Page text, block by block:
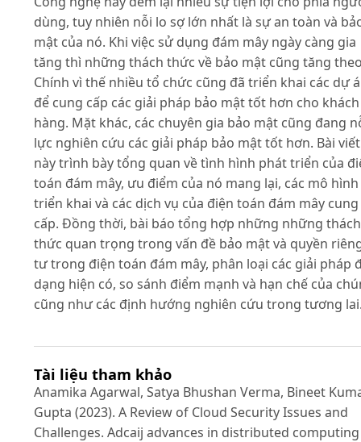
dùng, tuy nhiên nỗi lo sợ lớn nhất là sự an toàn và
mật của nó. Khi việc sử dụng đám mây ngày càng gia
tăng thì những thách thức về bảo mật cũng tăng
Chính vì thế nhiều tổ chức cũng đã triển khai các dự
để cung cấp các giải pháp bảo mật tốt hơn cho khách
hàng. Mặt khác, các chuyên gia bảo mật cũng đang
lực nghiên cứu các giải pháp bảo mật tốt hơn. Bài viết
này trình bày tổng quan về tình hình phát triển của
toán đám mây, ưu điểm của nó mang lại, các mô hình
triển khai và các dịch vụ của điện toán đám mây cung
cấp. Đồng thời, bài báo tổng hợp những những thách
thức quan trọng trong vấn đề bảo mật và quyền
tư trong điện toán đám mây, phân loại các giải pháp
dạng hiện có, so sánh điểm mạnh và hạn chế của
cũng như các định hướng nghiên cứu trong tương
Tài liệu tham khảo
Anamika Agarwal, Satya Bhushan Verma, Bineet
Gupta (2023). A Review of Cloud Security Issues and
Challenges. Adcaij advances in distributed computing